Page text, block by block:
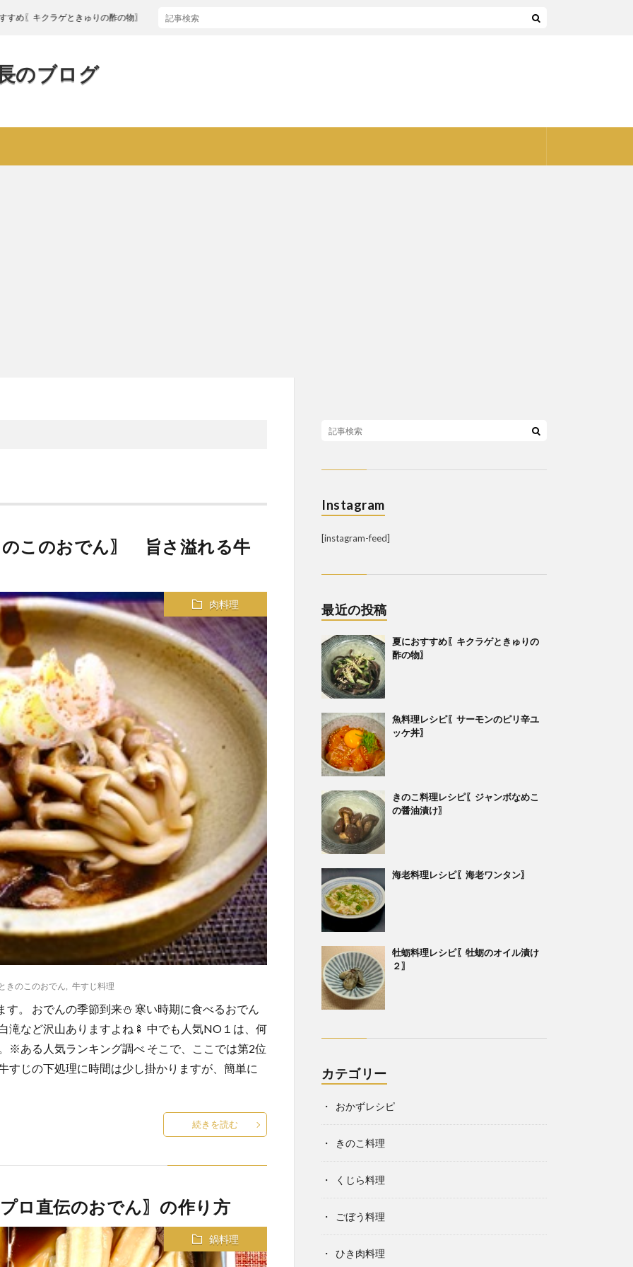
のブログ
ラゲときゅりの酢の物〗
このおでん〗 旨さ溢れる牛
肉料理
きのこのおでん 牛すじ料理
。 おでんの季節到来⛄ 寒い時期に食べるおでん
滝など沢山ありますよね🍢 中でも人気NO１は、何
※ある人気ランキング調べ そこで、ここでは第2位
すじの下処理に時間は少し掛かりますが、簡単に
続きを読む
ロ直伝のおでん〗の作り方
鍋料理
Instagram
[instagram-feed]
最近の投稿
夏におすすめ〖キクラゲときゅりの
酢の物〗
魚料理レシピ〖サーモンのピリ辛ユ
ッケ丼〗
きのこ料理レシピ〖ジャンボなめこ
の醤油漬け〗
海老料理レシピ〖海老ワンタン〗
牡蛎料理レシピ〖牡蛎のオイル漬け
２〗
カテゴリー
おかずレシピ
きのこ料理
くじら料理
ごぼう料理
ひき肉料理